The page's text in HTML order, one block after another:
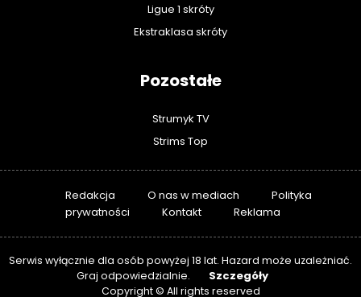
Ligue 1 skróty
Ekstraklasa skróty
Pozostałe
Strumyk TV
Strims Top
Redakcja O nas w mediach
Polityka
prywatności
Kontakt Reklama
Serwis wyłącznie dla osób powyżej 18 lat. Hazard może uzależniać.
Graj odpowiedzialnie.
Szczegóły
Copyright © All rights reserved